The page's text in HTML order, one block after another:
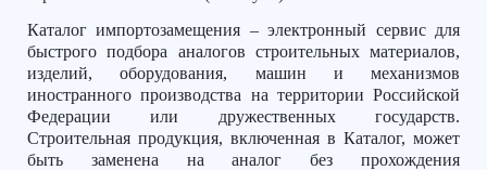
Каталог импортозамещения – электронный сервис для
быстрого подбора аналогов строительных материалов,
изделий, оборудования, машин и механизмов
иностранного производства на территории Российской
Федерации или дружественных государств.
Строительная продукция, включенная в Каталог, может
быть заменена на аналог без прохождения